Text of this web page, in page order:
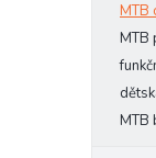
MTB
MTB
MTB